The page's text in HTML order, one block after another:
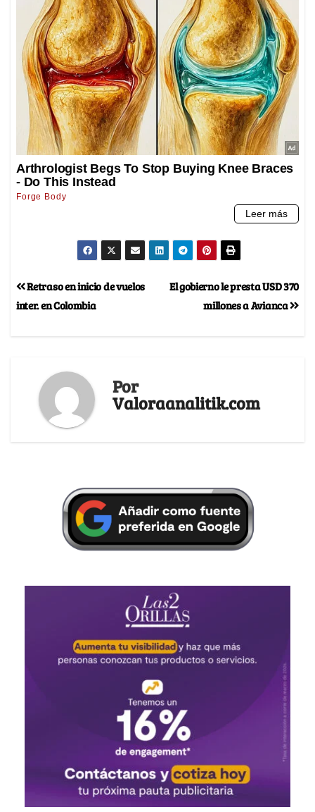
El gobierno le presta USD 370
millones a Avianca
Retraso en inicio de vuelos
inter. en Colombia
Por
Valoraanalitik.com